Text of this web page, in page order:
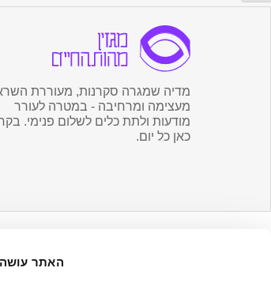
האתר עושה
מדיה שמגרה סקרנות, מעוררת
מעצימה ומרחיבה - במטרה לעורר
מודעות ולתת כלים לשלום פנימי.
כאן כל יום.